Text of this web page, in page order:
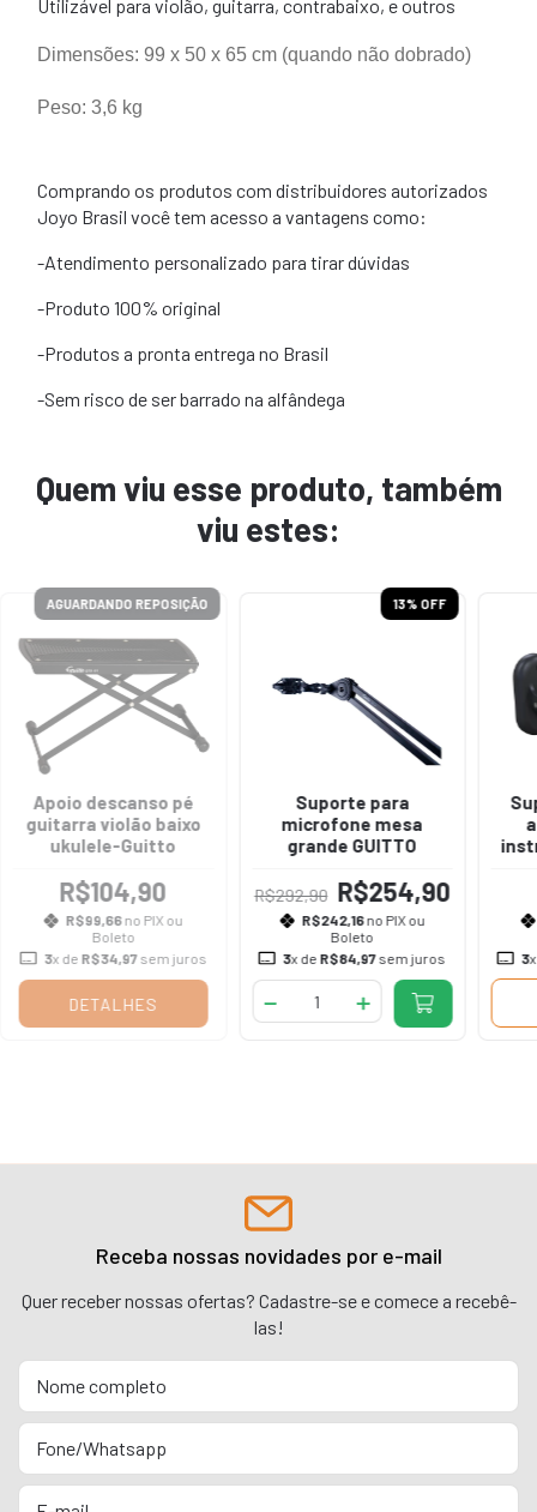
Utilizável para violão, guitarra, contrabaixo, e outros
Dimensões: 99 x 50 x 65 cm (quando não dobrado)
Peso: 3,6 kg
Comprando os produtos com distribuidores autorizados
Joyo Brasil você tem acesso a vantagens como:
-Atendimento personalizado para tirar dúvidas
-Produto 100% original
-Produtos a pronta entrega no Brasil
-Sem risco de ser barrado na alfândega
Quem viu esse produto, também
viu estes:
AGUARDANDO REPOSIÇÃO
Apoio descanso pé
guitarra violão baixo
ukulele-Guitto
R$104,90
R$99,66no PIX ou
Boleto
3x de R$34,97sem juros
DETALHES
13% OFF
Suporte para
microfone mesa
grande GUITTO
R$292,90 R$254,90
R$242,16no PIX ou
Boleto
3x de R$84,97sem juros 3
Receba nossas novidades por e-mail
Quer receber nossas ofertas? Cadastre-se e comece a recebê-
las!